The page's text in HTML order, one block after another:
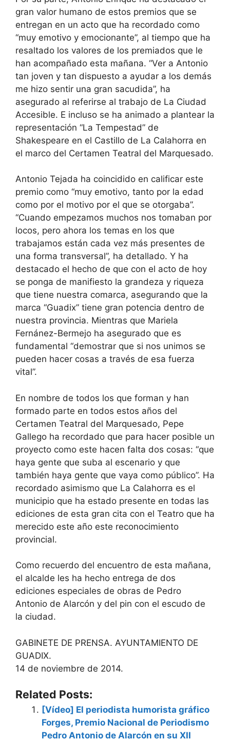
gran valor humano de estos premios que se
entregan en un acto que ha recordado como
“muy emotivo y emocionante”, al tiempo que ha
resaltado los valores de los premiados que le
han acompañado esta mañana. “Ver a Antonio
tan joven y tan dispuesto a ayudar a los demás
me hizo sentir una gran sacudida”, ha
asegurado al referirse al trabajo de La Ciudad
Accesible. E incluso se ha animado a plantear la
representación “La Tempestad” de
Shakespeare en el Castillo de La Calahorra en
el marco del Certamen Teatral del Marquesado.
Antonio Tejada ha coincidido en calificar este
premio como “muy emotivo, tanto por la edad
como por el motivo por el que se otorgaba”.
“Cuando empezamos muchos nos tomaban por
locos, pero ahora los temas en los que
trabajamos están cada vez más presentes de
una forma transversal”, ha detallado. Y ha
destacado el hecho de que con el acto de hoy
se ponga de manifiesto la grandeza y riqueza
que tiene nuestra comarca, asegurando que la
marca “Guadix” tiene gran potencia dentro de
nuestra provincia. Mientras que Mariela
Fernánez-Bermejo ha asegurado que es
fundamental “demostrar que si nos unimos se
pueden hacer cosas a través de esa fuerza
vital”.
En nombre de todos los que forman y han
formado parte en todos estos años del
Certamen Teatral del Marquesado, Pepe
Gallego ha recordado que para hacer posible un
proyecto como este hacen falta dos cosas: “que
haya gente que suba al escenario y que
también haya gente que vaya como público”. Ha
recordado asimismo que La Calahorra es el
municipio que ha estado presente en todas las
ediciones de esta gran cita con el Teatro que ha
merecido este año este reconocimiento
provincial.
Como recuerdo del encuentro de esta mañana,
el alcalde les ha hecho entrega de dos
ediciones especiales de obras de Pedro
Antonio de Alarcón y del pin con el escudo de
la ciudad.
GABINETE DE PRENSA. AYUNTAMIENTO DE
GUADIX.
14 de noviembre de 2014.
Related Posts:
[Vídeo] El periodista humorista gráfico
Forges, Premio Nacional de Periodismo
Pedro Antonio de Alarcón en su XII